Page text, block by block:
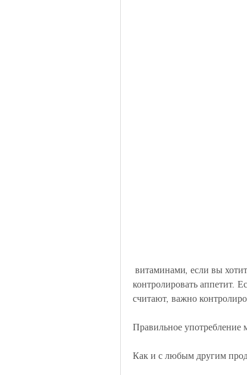
контролировать аппетит.
считают, важно
Правильное употребление
Как и с любым другим